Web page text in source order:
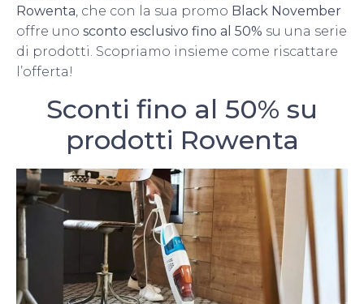
Rowenta, che con la sua promo Black November
offre uno sconto esclusivo fino al 50% su una serie
di prodotti. Scopriamo insieme come riscattare
l’offerta!
Sconti fino al 50% su
prodotti Rowenta